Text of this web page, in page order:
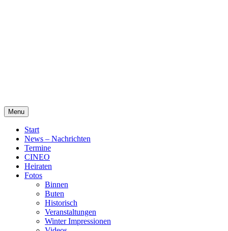
Menu
Start
News – Nachrichten
Termine
CINEO
Heiraten
Fotos
Binnen
Buten
Historisch
Veranstaltungen
Winter Impressionen